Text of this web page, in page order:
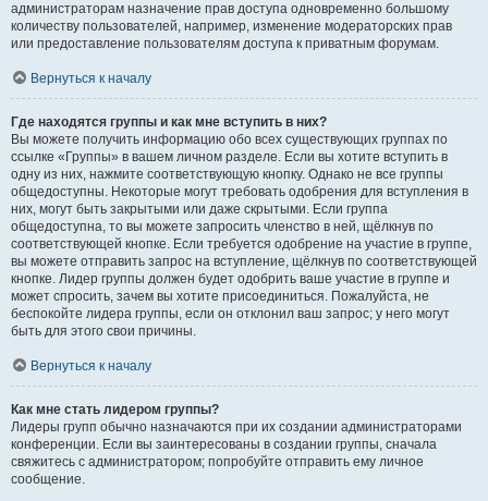
администраторам назначение прав доступа одновременно большому
количеству пользователей, например, изменение модераторских прав
или предоставление пользователям доступа к приватным форумам.
Вернуться к началу
Где находятся группы и как мне вступить в них?
Вы можете получить информацию обо всех существующих группах по
ссылке «Группы» в вашем личном разделе. Если вы хотите вступить в
одну из них, нажмите соответствующую кнопку. Однако не все группы
общедоступны. Некоторые могут требовать одобрения для вступления в
них, могут быть закрытыми или даже скрытыми. Если группа
общедоступна, то вы можете запросить членство в ней, щёлкнув по
соответствующей кнопке. Если требуется одобрение на участие в группе,
вы можете отправить запрос на вступление, щёлкнув по соответствующей
кнопке. Лидер группы должен будет одобрить ваше участие в группе и
может спросить, зачем вы хотите присоединиться. Пожалуйста, не
беспокойте лидера группы, если он отклонил ваш запрос; у него могут
быть для этого свои причины.
Вернуться к началу
Как мне стать лидером группы?
Лидеры групп обычно назначаются при их создании администраторами
конференции. Если вы заинтересованы в создании группы, сначала
свяжитесь с администратором; попробуйте отправить ему личное
сообщение.